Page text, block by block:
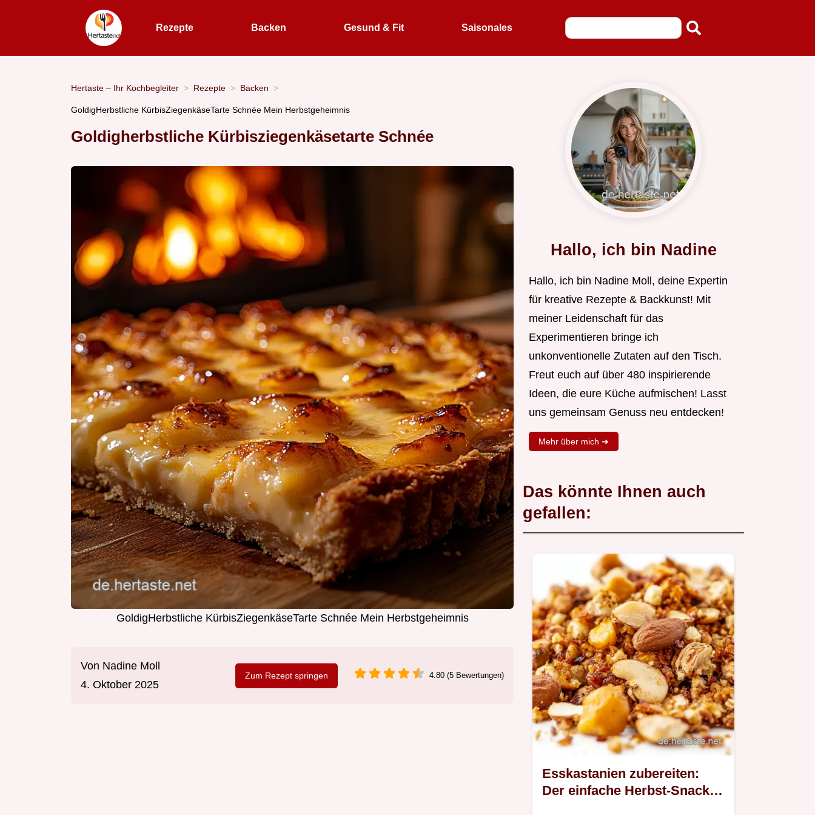
Rezepte Backen Gesund & Fit Saisonales
Hertaste – Ihr Kochbegleiter Rezepte Backen
GoldigHerbstliche KürbisZiegenkäseTarte Schnée Mein Herbstgeheimnis
Goldigherbstliche Kürbisziegenkäsetarte Schnée
GoldigHerbstliche KürbisZiegenkäseTarte Schnée Mein Herbstgeheimnis
Von Nadine Moll
4. Oktober 2025
Zum Rezept springen 4.80 (5 Bewertungen)
Hallo, ich bin Nadine
Hallo, ich bin Nadine Moll, deine Expertin
für kreative Rezepte & Backkunst! Mit
meiner Leidenschaft für das
Experimentieren bringe ich
unkonventionelle Zutaten auf den Tisch.
Freut euch auf über 480 inspirierende
Ideen, die eure Küche aufmischen! Lasst
uns gemeinsam Genuss neu entdecken!
Mehr über mich ➜
Das könnte Ihnen auch
gefallen:
Esskastanien zubereiten:
Der einfache Herbst-Snack